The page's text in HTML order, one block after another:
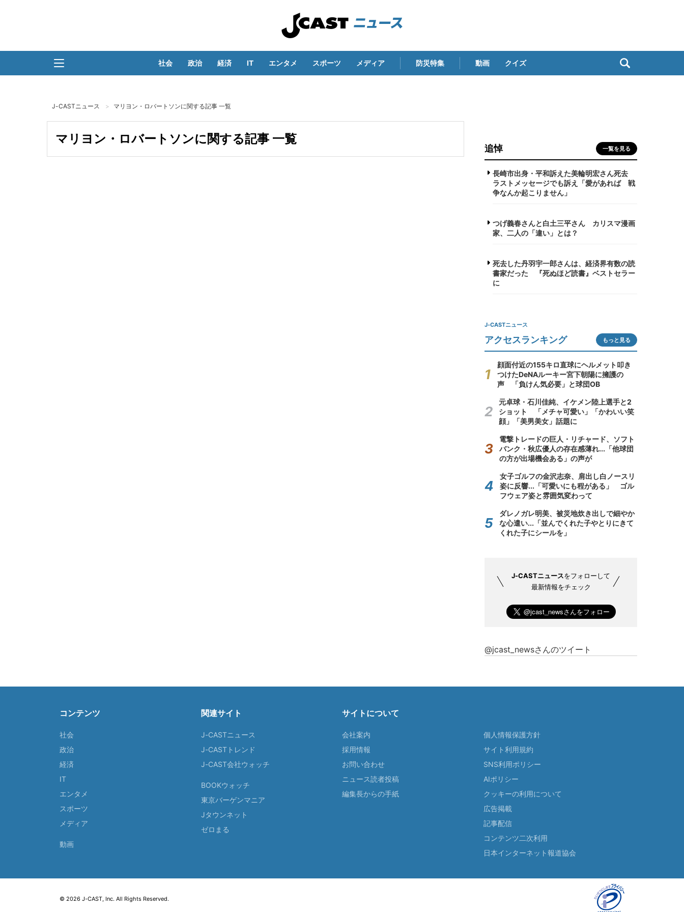
社会 政治 経済 IT エンタメ スポーツ メディア 防災特集 動画 クイズ
J-CASTニュース マリヨン・ロバートソンに関する記事 一覧
マリヨン・ロバートソンに関する記事 一覧
追悼 一覧を見る
長崎市出身・平和訴えた美輪明宏さん死去
ラストメッセージでも訴え「愛があれば 戦
争なんか起こりません」
つげ義春さんと白土三平さん カリスマ漫画
家、二人の「違い」とは？
死去した丹羽宇一郎さんは、経済界有数の読
書家だった 『死ぬほど読書』ベストセラー
に
J-CASTニュース
アクセスランキング もっと見る
顔面付近の155キロ直球にヘルメット叩き
つけたDeNAルーキー宮下朝陽に擁護の
声 「負けん気必要」と球団OB
元卓球・石川佳純、イケメン陸上選手と2
ショット 「メチャ可愛い」「かわいい笑
顔」「美男美女」話題に
電撃トレードの巨人・リチャード、ソフト
バンク・秋広優人の存在感薄れ...「他球団
の方が出場機会ある」の声が
女子ゴルフの金沢志奈、肩出し白ノースリ
姿に反響...「可愛いにも程がある」 ゴル
フウェア姿と雰囲気変わって
ダレノガレ明美、被災地炊き出しで細やか
な心遣い...「並んでくれた子やとりにきて
くれた子にシールを」
J-CASTニュースをフォローして
最新情報をチェック
@jcast_newsさんのツイート
コンテンツ
社会
政治
経済
IT
エンタメ
スポーツ
メディア
動画
関連サイト
J-CASTニュース
J-CASTトレンド
J-CAST会社ウォッチ
BOOKウォッチ
東京バーゲンマニア
Jタウンネット
ゼロまる
サイトについて
会社案内
採用情報
お問い合わせ
ニュース読者投稿
編集長からの手紙
個人情報保護方針
サイト利用規約
SNS利用ポリシー
AIポリシー
クッキーの利用について
広告掲載
記事配信
コンテンツ二次利用
日本インターネット報道協会
© 2026 J-CAST, Inc. All Rights Reserved.